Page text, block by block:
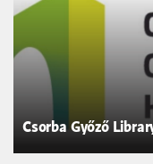
Csorba Győző